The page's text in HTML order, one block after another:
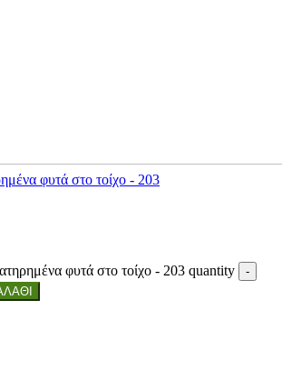
φυτά στο τοίχο - 203
φυτά στο τοίχο - 203 quantity
-